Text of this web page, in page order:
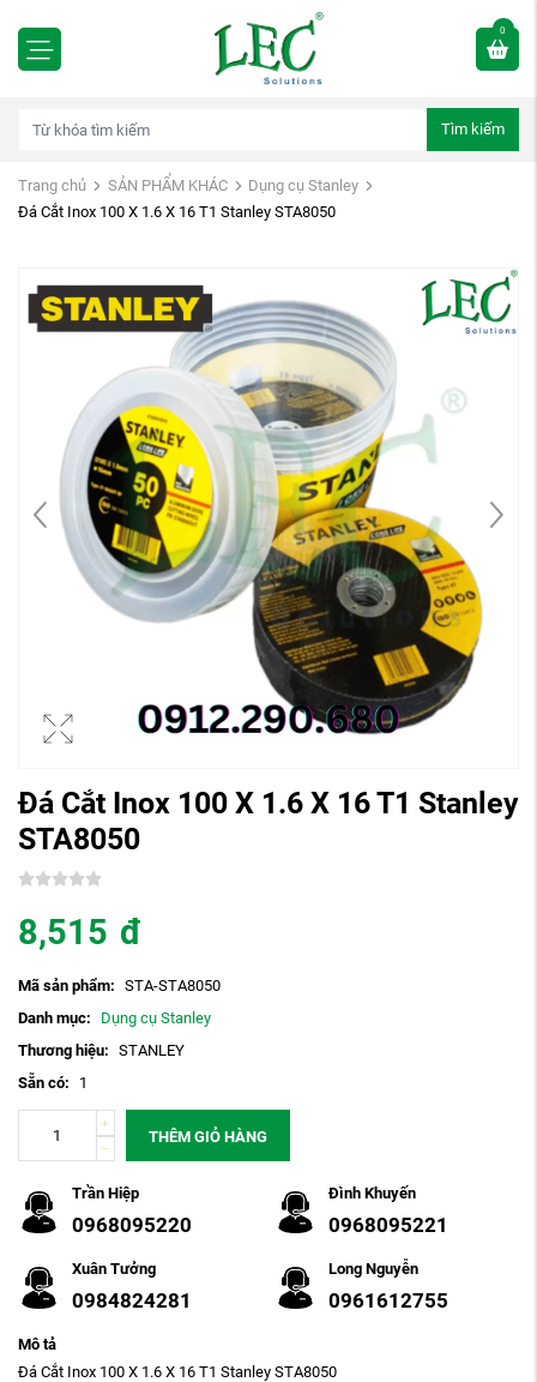
0
Tìm kiếm
Trang chủ SẢN PHẨM KHÁC
Dụng cụ Stanley
Đá Cắt Inox 100 X 1.6 X 16 T1 Stanley STA8050
Đá Cắt Inox 100 X 1.6 X 16 T1 Stanley
STA8050
8,515 đ
Mã sản phẩm: STA-STA8050
Danh mục:
Dụng cụ Stanley
Thương hiệu: STANLEY
Sẵn có:
1
THÊM GIỎ HÀNG
Trần Hiệp
0968095220
Đình Khuyến
0968095221
Xuân Tưởng
0984824281
Long Nguyễn
0961612755
Mô tả
Đá Cắt Inox 100 X 1.6 X 16 T1 Stanley STA8050